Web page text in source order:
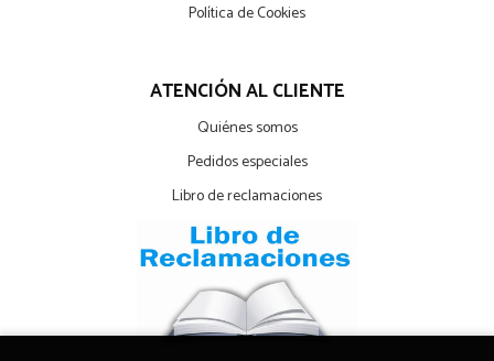
Política de Cookies
ATENCIÓN AL CLIENTE
Quiénes somos
Pedidos especiales
Libro de reclamaciones